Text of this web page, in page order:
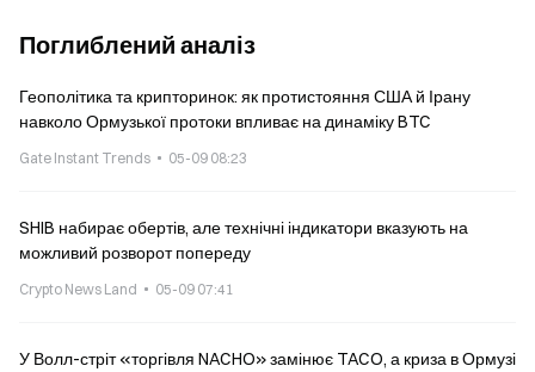
Поглиблений аналіз
Геополітика та крипторинок: як протистояння США й Ірану
навколо Ормузької протоки впливає на динаміку BTC
Gate Instant Trends 05-09 08:23
SHIB набирає обертів, але технічні індикатори вказують на
можливий розворот попереду
Crypto News Land 05-09 07:41
У Волл-стріт «торгівля NACHO» замінює TACO, а криза в Ормузі